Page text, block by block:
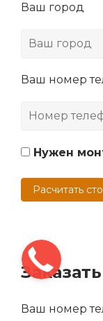
Ваш город
Ваш номер
Нужен
Расчитать
Ваш номер